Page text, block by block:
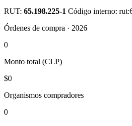
RUT: 65.198.225-1 Código interno:
Órdenes de compra · 2026
0
Monto total (CLP)
$0
Organismos compradores
0